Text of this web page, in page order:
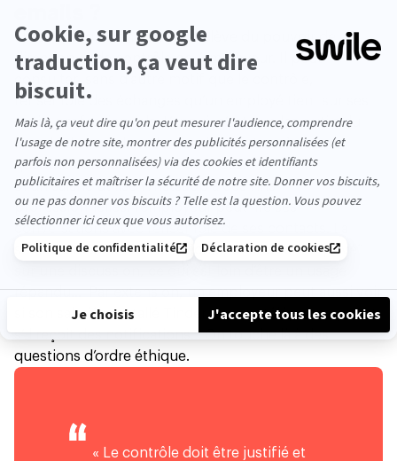
Elise Fabing : Bien-sûr, cela relève du pouvoir de
direction et de contrôle de l’employeur. Il peut
consulter, sans d’autre motif que le contrôle,
l’ensemble des échanges qu’un employé tient sur ses
outils professionnels. L’ennui, c’est que les outils du
monde du travail modernes donnent accès à une
quantité considérable de données.
Si un salarié utilise Whatsapp à des fins
professionnelles, l’employeur peut lire ses
conversations avec l’ensemble de ses contacts. La
seule manière de l’en empêcher, c’est d’écrire “privé”
répandu… Par extension, un employeur peut aussi voir
si son salarié a installé Tinder sur son téléphone pro et
s’il reçoit des notifications… On touche là à des
questions d’ordre éthique.
« Le contrôle doit être justifié et